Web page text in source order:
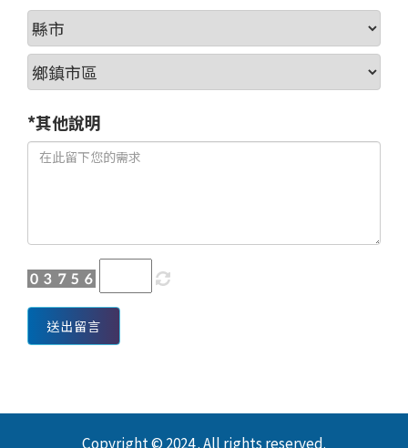
*其他說明
送出留言
Copyright © 2024 . All rights reserved.